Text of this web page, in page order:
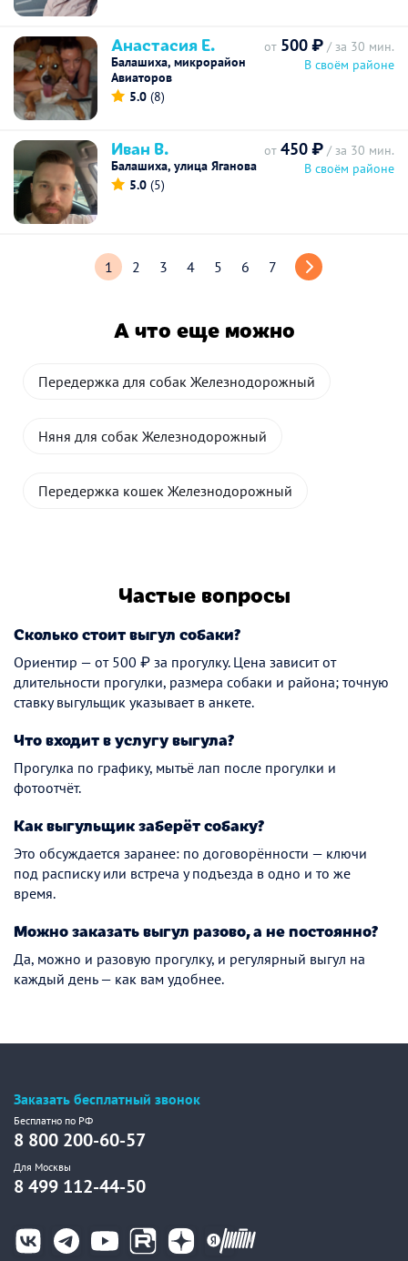
Анастасия Е.
Балашиха, микрорайон
Авиаторов
5.0 (8)
от 500 ₽ / за 30 мин.
В своём районе
Иван В.
Балашиха, улица Яганова
5.0 (5)
от 450 ₽ / за 30 мин.
В своём районе
1 2 3 4 5 6 7
А что еще можно
Передержка для собак Железнодорожный
Няня для собак Железнодорожный
Передержка кошек Железнодорожный
Частые вопросы
Сколько стоит выгул собаки?
Ориентир — от 500 ₽ за прогулку. Цена зависит от
длительности прогулки, размера собаки и района; точную
ставку выгульщик указывает в анкете.
Что входит в услугу выгула?
Прогулка по графику, мытьё лап после прогулки и
фотоотчёт.
Как выгульщик заберёт собаку?
Это обсуждается заранее: по договорённости — ключи
под расписку или встреча у подъезда в одно и то же
время.
Можно заказать выгул разово, а не постоянно?
Да, можно и разовую прогулку, и регулярный выгул на
каждый день — как вам удобнее.
Заказать бесплатный звонок
Бесплатно по РФ
8 800 200-60-57
Для Москвы
8 499 112-44-50